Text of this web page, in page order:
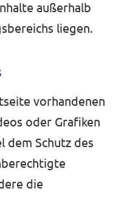
außerhalb
liegen.
vorhandenen
oder Grafiken
dem Schutz des
die